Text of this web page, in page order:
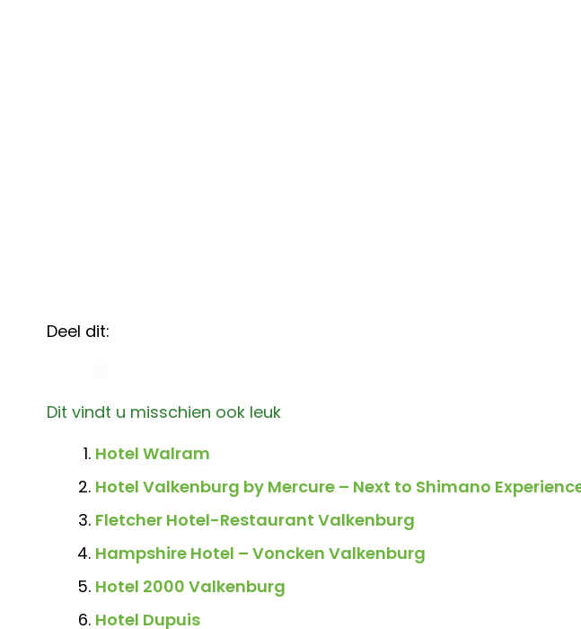
Deel dit:
Dit vindt u misschien ook leuk
Hotel Walram
Hotel Valkenburg by Mercure – Next to Shimano
Fletcher Hotel-Restaurant Valkenburg
Hampshire Hotel – Voncken Valkenburg
Hotel 2000 Valkenburg
Hotel Dupuis